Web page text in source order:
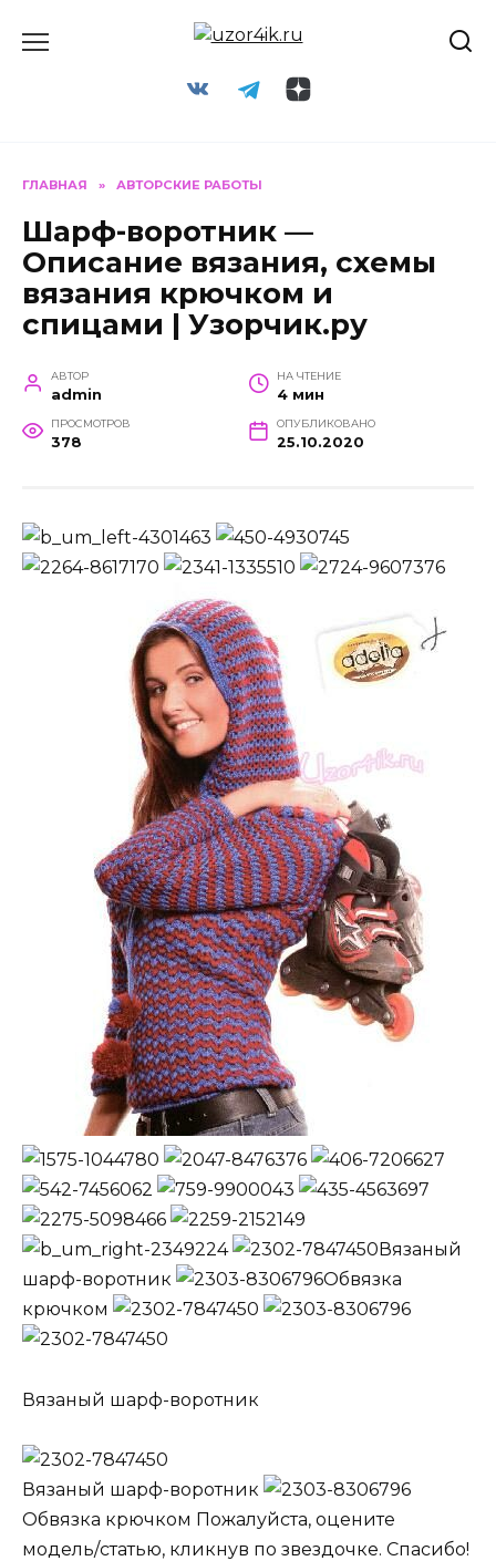
ГЛАВНАЯ » АВТОРСКИЕ РАБОТЫ
Шарф-воротник —
Описание вязания, схемы
вязания крючком и
спицами | Узорчик.ру
АВТОР
admin
НА ЧТЕНИЕ
4 мин
ПРОСМОТРОВ
378
ОПУБЛИКОВАНО
25.10.2020
Вязаный
шарф-воротник
Обвязка
крючком
Вязаный шарф-воротник
Вязаный шарф-воротник
Обвязка крючком Пожалуйста, оцените
модель/статью, кликнув по звездочке. Спасибо!